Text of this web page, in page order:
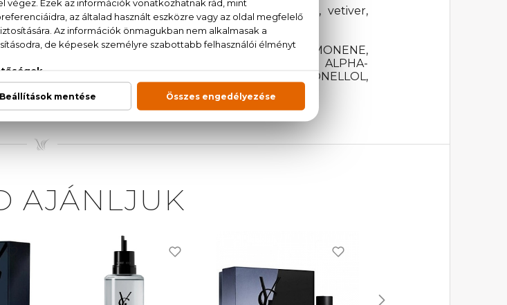
bors, bazsalikom, ibolyalevél, szantálfa, cédrus, vetiver,
ETHYLHEXYL METHOXYCINNAMATE, LIMONENE,
LINALOOL, PROPYLENE GLYCOL, GERANIOL, ALPHA-
CITRATE, ISOEUGENOL, CITRONELLOL,
/ YELLOW 5 (F.I.L. C167053/1).
AJÁNLJUK